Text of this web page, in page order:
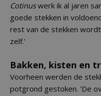
Cotinuswerk ik al jaren
goede stekken in
rest van de stekken
zelf.'
Bakken, kisten en
Voorheen werden de
potgrond gestoken. 'De